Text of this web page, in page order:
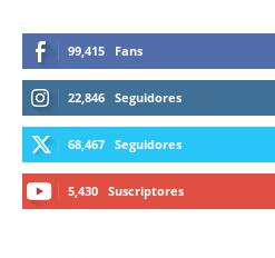
99,415 Fans
22,846 Seguidores
68,467 Seguidores
5,430 Suscriptores